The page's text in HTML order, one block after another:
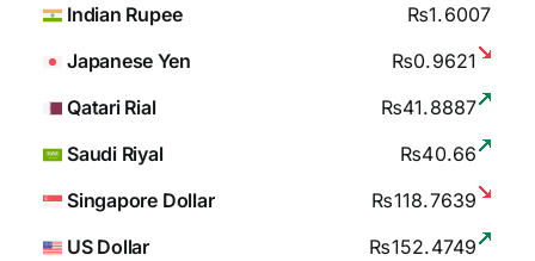
Indian Rupee
₨1.6007
Japanese Yen
₨0.9621
Qatari Rial
₨41.8887
Saudi Riyal
₨40.66
Singapore Dollar
₨118.7639
US Dollar
₨152.4749